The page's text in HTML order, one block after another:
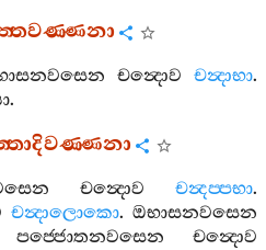
චන්‍දොව චන්‍දාභා.
.
චන්‍දොව චන්‍දප‍්පභා.
චන්‍දාලොකො. ඔභාසනවසෙන
පජ‍්ජොතනවසෙන
චන්‍දොව